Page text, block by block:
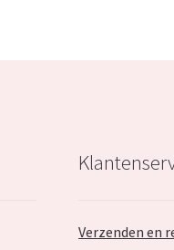
Verzenden en